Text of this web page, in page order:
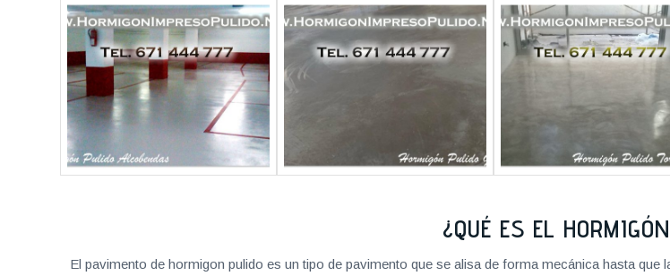
¿QUÉ ES EL
El pavimento de hormigon pulido es un tipo de pavimento que se alisa de forma mecánica hasta